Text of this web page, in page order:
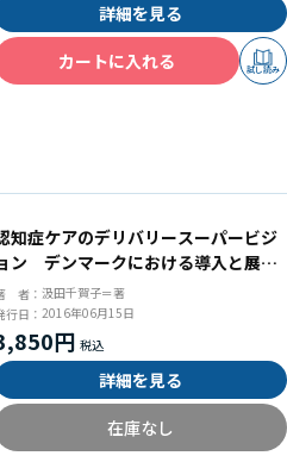
詳細を見る
カートに入れる
試し読み
知症ケアのデリバリースーパービジ
ン デンマークにおける導入と展開
ら
者： 汲田千賀子＝著
行日： 2016年06月15日
円
詳細を見る
在庫なし